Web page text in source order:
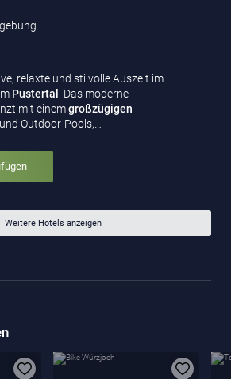
relaxte und stilvolle Auszeit im
Pustertal . Das moderne
mit einemgroßzügigen
Outdoor-Pools,…
Weitere Hotels anzeigen